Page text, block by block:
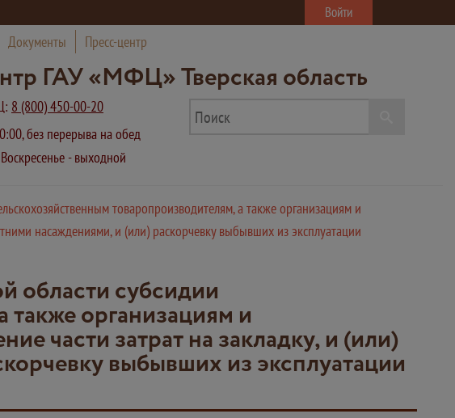
Войти
Документы Пресс-центр
ГАУ «МФЦ» Тверская область
8 (800) 450-00-20
без перерыва на обед
- выходной
товаропроизводителям, а также организациям и
насаждениями, и (или) раскорчевку выбывших из эксплуатации
области субсидии
организациям и
части затрат на закладку, и (или)
выбывших из эксплуатации